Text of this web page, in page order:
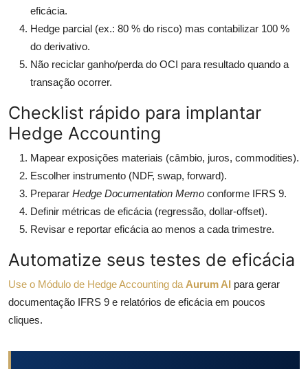
eficácia.
Hedge parcial (ex.: 80 % do risco) mas contabilizar 100 %
do derivativo.
Não reciclar ganho/perda do OCI para resultado quando a
transação ocorrer.
Checklist rápido para implantar
Hedge Accounting
Mapear exposições materiais (câmbio, juros, commodities).
Escolher instrumento (NDF, swap, forward).
Preparar Hedge Documentation Memo conforme IFRS 9.
Definir métricas de eficácia (regressão, dollar-offset).
Revisar e reportar eficácia ao menos a cada trimestre.
Automatize seus testes de eficácia
Use o Módulo de Hedge Accounting da Aurum AI para gerar
documentação IFRS 9 e relatórios de eficácia em poucos
cliques.